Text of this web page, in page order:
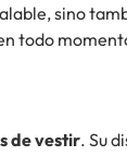
sino
todo
de vestir. Su